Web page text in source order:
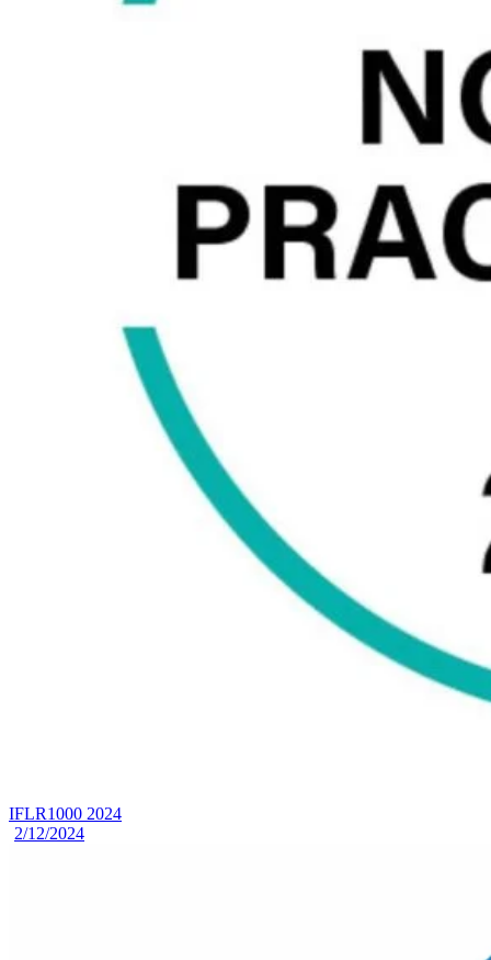
IFLR1000 2024
2/12/2024